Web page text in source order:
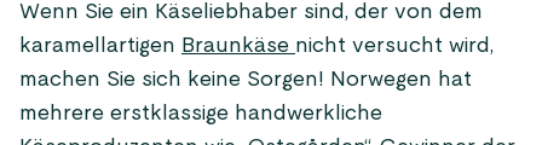
Wenn Sie ein Käseliebhaber sind, der von dem
karamellartigen Braunkäse nicht versucht wird,
machen Sie sich keine Sorgen! Norwegen hat
mehrere erstklassige handwerkliche